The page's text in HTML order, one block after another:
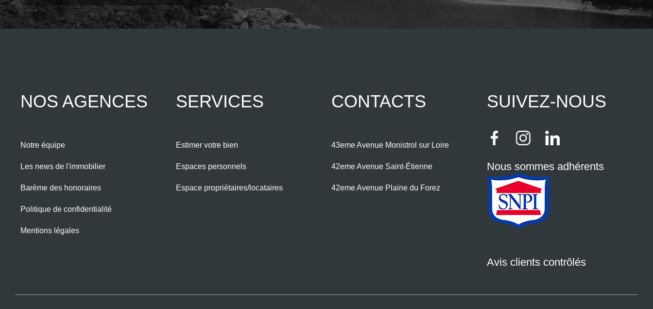
NOS AGENCES
Notre équipe
Les news de l'immobilier
Barème des honoraires
Politique de confidentialité
Mentions légales
SERVICES
Estimer votre bien
Espaces personnels
Espace propriétaires/locataires
CONTACTS
43eme Avenue Monistrol sur Loire
42eme Avenue Saint-Étienne
42eme Avenue Plaine du Forez
SUIVEZ-NOUS
Nous sommes adhérents
Avis clients contrôlés